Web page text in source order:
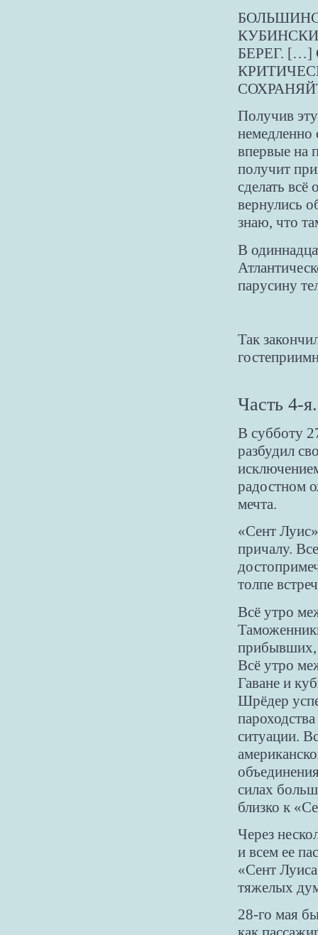
БЕРЕГ.
Получив
немедленно
впервые на
получит
сделать
вернулись
знаю, что
В
парусину
Так
Часть 4-я.
В субботу
разбудил
радостном
мечта.
«Сент
причалу.
толпе
Всё утро
прибывших,
Всё утро
Гаване и
Шрёдер
ситуации.
силах
близко к
Через
и всем ее
«Сент
тяжелых
28-го мая